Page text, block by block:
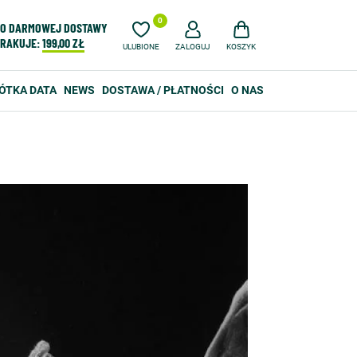
DARMOWEJ DOSTAWY
199,00 ZŁ ULUBIONE
0
ZALOGUJ KOSZYK
DATA NEWS DOSTAWA / PŁATNOŚCI O NAS